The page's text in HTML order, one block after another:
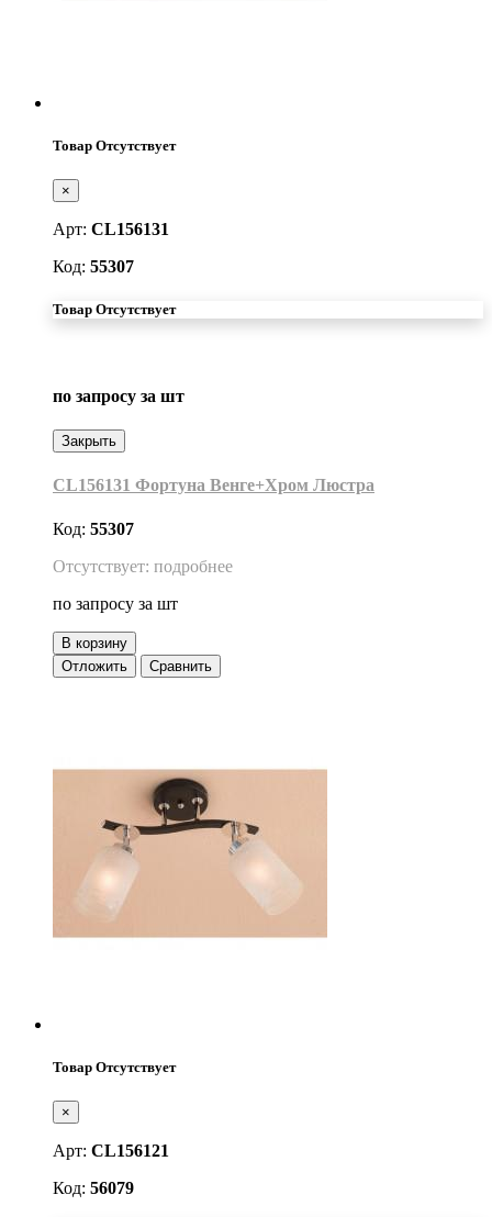
Товар Отсутствует
×
Арт: CL156131
Код: 55307
Товар Отсутствует
по запросу за шт
Закрыть
CL156131 Фортуна Венге+Хром Люстра
Код: 55307
Отсутствует: подробнее
по запросу за шт
В корзину
Отложить
Сравнить
Товар Отсутствует
×
Арт: CL156121
Код: 56079